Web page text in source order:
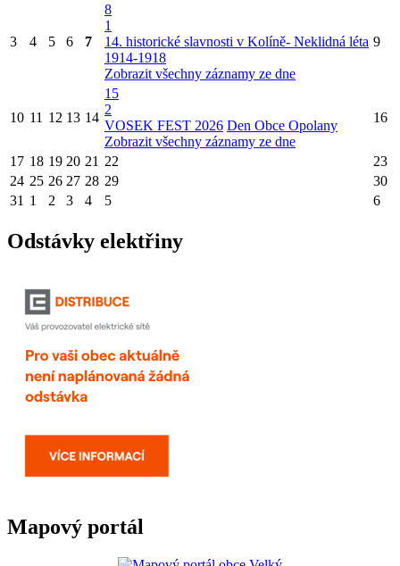
3 4 5 6 7
8
1
14. historické slavnosti v Kolíně- Neklidná léta
1914-1918
Zobrazit všechny záznamy ze dne
9
10 11 12 13 14
15
2
VOSEK FEST 2026 Den Obce Opolany
Zobrazit všechny záznamy ze dne
16
17 18 19 20 21 22
23
24 25 26 27 28 29
30
31 1 2 3 4 5 6
Odstávky elektřiny
Mapový portál